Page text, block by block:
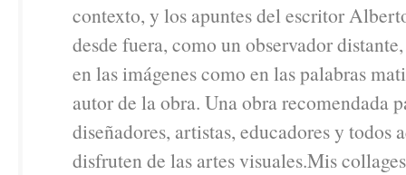
contexto, y los apuntes del escritor
desde fuera, como un observador
en las imágenes como en las palabras
autor de la obra. Una obra recomendada
diseñadores, artistas, educadores y todos
disfruten de las artes visuales.Mis